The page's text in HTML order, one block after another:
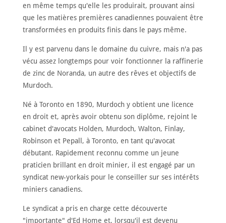
SPONSORS
DE
SOUTIEN
Français
en même temps qu'elle les produirait, prouvant ainsi
que les matières premières canadiennes pouvaient être
transformées en produits finis dans le pays même.
Il y est parvenu dans le domaine du cuivre, mais n'a pas
vécu assez longtemps pour voir fonctionner la raffinerie
de zinc de Noranda, un autre des rêves et objectifs de
Murdoch.
Né à Toronto en 1890, Murdoch y obtient une licence
en droit et, après avoir obtenu son diplôme, rejoint le
cabinet d'avocats Holden, Murdoch, Walton, Finlay,
Robinson et Pepall, à Toronto, en tant qu'avocat
débutant. Rapidement reconnu comme un jeune
praticien brillant en droit minier, il est engagé par un
syndicat new-yorkais pour le conseiller sur ses intérêts
miniers canadiens.
Le syndicat a pris en charge cette découverte
"importante" d'Ed Home et, lorsqu'il est devenu